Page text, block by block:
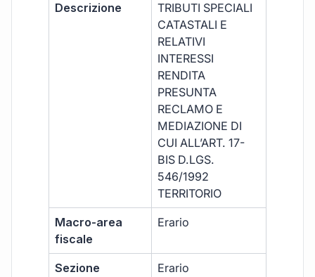
Descrizione
TRIBUTI SPECIALI
CATASTALI E
RELATIVI
INTERESSI
RENDITA
PRESUNTA
RECLAMO E
MEDIAZIONE DI
CUI ALL’ART. 17-
BIS D.LGS.
546/1992
TERRITORIO
Macro-area
fiscale
Erario
Sezione
Erario